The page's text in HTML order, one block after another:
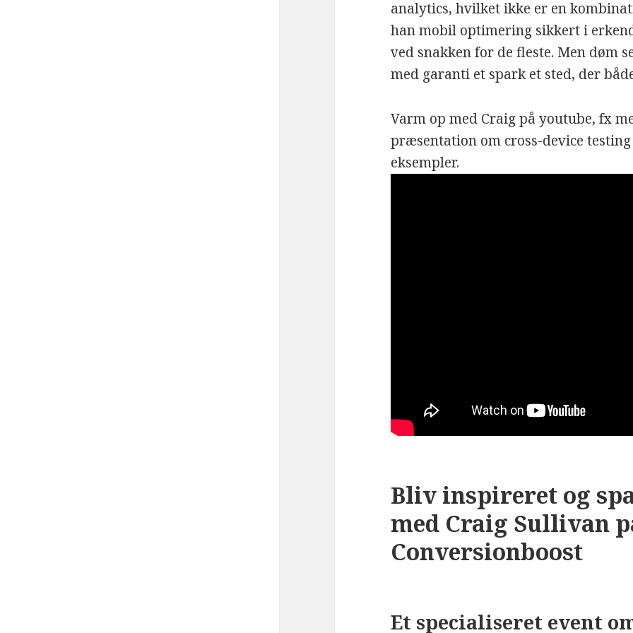
analytics, hvilket ikke er en
han mobil optimering sikkert i
ved snakken for de fleste. Men døm
med garanti et spark et sted, der
Varm op med Craig på youtube, fx
præsentation om cross-device
eksempler.
Bliv inspireret og
med Craig Sullivan
Conversionboost
Et specialiseret event